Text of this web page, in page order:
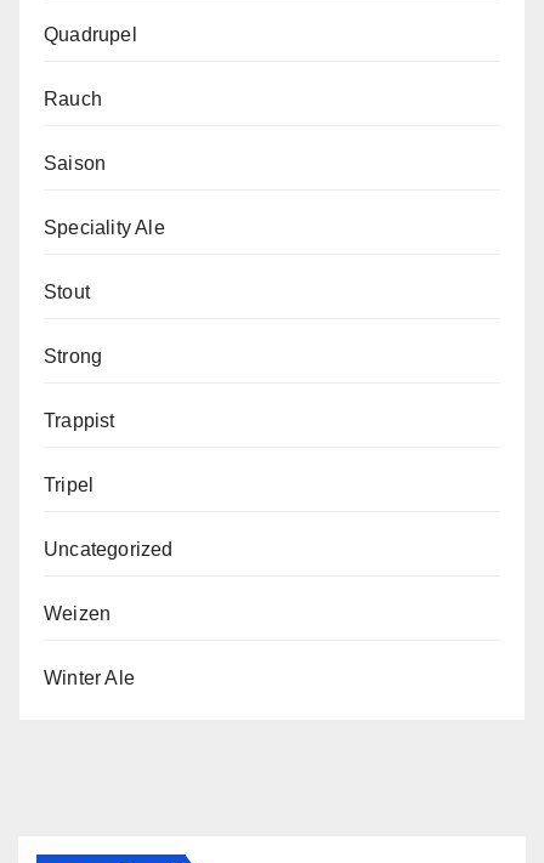
Quadrupel
Rauch
Saison
Speciality Ale
Stout
Strong
Trappist
Tripel
Uncategorized
Weizen
Winter Ale